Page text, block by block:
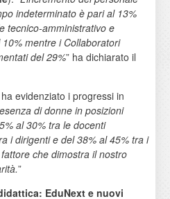
indeterminato è pari al 13%
tecnico-amministrativo e
mentre i Collaboratori
del 29%” ha dichiarato il
evidenziato i progressi in
di donne in posizioni
al 30% tra le docenti
i dirigenti e del 38% al 45% tra i
che dimostra il nostro
”
EduNext e nuovi